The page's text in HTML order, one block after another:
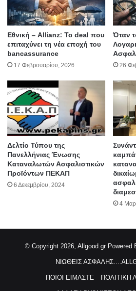
Εθνική – Allianz: Το deal που
επιταχύνει τη νέα εποχή του
bancassurance
17 Φεβρουαρίου, 2026
Όταν
26
Δελτίο Τύπου της
Πανελλήνιας Ένωσης
Καταναλωτών Ασφαλιστικών
Προϊόντων ΠΕΚΑΠ
6 Δεκεμβρίου, 2024
4
© Copyright 2026, Allgood.gr Powered
ΝΙΩΘΕΙΣ
ΠΟΙΟΙ ΕΙΜΑΣΤΕ ΠΟΛΙΤΙΚΗ